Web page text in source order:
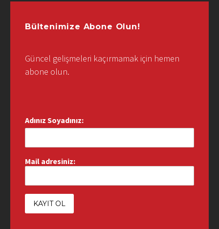
Bültenimize Abone Olun!
Güncel gelişmeleri kaçırmamak için hemen
abone olun.
Adınız Soyadınız:
Mail adresiniz: